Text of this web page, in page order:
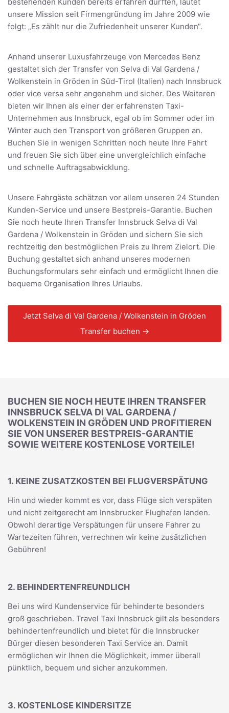
unsere Mission seit Firmengründung im Jahre 2009 wie
folgt: „Es zählt nur die Zufriedenheit unserer Kunden“.
Anhand unserer Luxusfahrzeuge von Mercedes Benz
gestaltet sich der Transfer von Selva di Val Gardena /
Wolkenstein in Gröden in Süd-Tirol (Italien) nach Innsbruck
oder vice versa sehr angenehm und sicher. Des Weiteren
bieten wir Ihnen als einer der erfahrensten Taxi-
Unternehmen aus Innsbruck, egal ob im Sommer oder im
Winter auch den Transport von größeren Gruppen an.
Buchen Sie in wenigen Schritten noch heute Ihre Fahrt
und freuen Sie sich über eine unvergleichlich einfache
und schnelle Auftragsabwicklung.
Unsere Fahrgäste schätzen vor allem unseren 24 Stunden
Kunden-Service und unsere Bestpreis-Garantie. Buchen
Sie noch heute Ihren Transfer Innsbruck Selva di Val
Gardena / Wolkenstein in Gröden und sichern Sie sich
rechtzeitig den bestmöglichen Preis zu Ihrem Zielort. Die
Buchung gestaltet sich anhand unseres modernen
Buchungsformulars sehr einfach und ermöglicht Ihnen die
bequeme Organisation Ihres Urlaubs.
Jetzt Selva di Val Gardena / Wolkenstein in Gröden
Transfer buchen →
BUCHEN SIE NOCH HEUTE IHREN TRANSFER
INNSBRUCK SELVA DI VAL GARDENA /
WOLKENSTEIN IN GRÖDEN UND PROFITIEREN
SIE VON UNSERER BESTPREIS-GARANTIE
SOWIE WEITERE KOSTENLOSE VORTEILE!
1. KEINE ZUSATZKOSTEN BEI FLUGVERSPÄTUNG
Hin und wieder kommt es vor, dass Flüge sich verspäten
und nicht zeitgerecht am Innsbrucker Flughafen landen.
Obwohl derartige Verspätungen für unsere Fahrer zu
Wartezeiten führen, verrechnen wir keine zusätzlichen
Gebühren!
2. BEHINDERTENFREUNDLICH
Bei uns wird Kundenservice für behinderte besonders
groß geschrieben. Travel Taxi Innsbruck gilt als besonders
behindertenfreundlich und bietet für die Innsbrucker
Bürger diesen besonderen Taxi Service an. Damit
ermöglichen wir Ihnen die Möglichkeit, immer überall
pünktlich, bequem und sicher anzukommen.
3. KOSTENLOSE KINDERSITZE